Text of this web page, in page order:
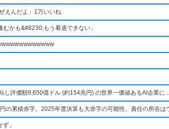
えんだよ」1万いいね
かも&#8230;もう看過できない」
評価額9,650億ドル (約154兆円) の世界一価値あるAI企業に
の累積赤字。2025年度決算も大赤字の可能性。責任の所在は
」